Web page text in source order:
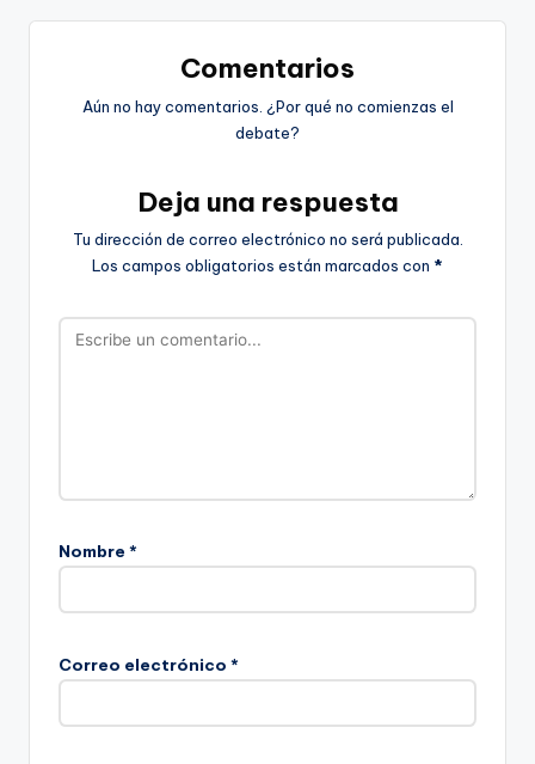
Comentarios
Aún no hay comentarios. ¿Por qué no comienzas el
debate?
Deja una respuesta
Tu dirección de correo electrónico no será publicada.
Los campos obligatorios están marcados con *
Nombre *
Correo electrónico *